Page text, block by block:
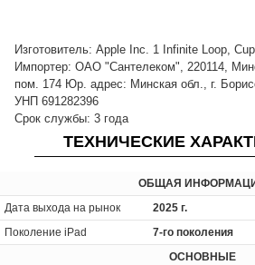
Изготовитель: Apple Inc. 1 Infinite Loop,
Импортер: ОАО "Сантелеком", 220114,
пом. 174 Юр. адрес: Минская обл., г.
УНП 691282396
Срок службы: 3 года
ТЕХНИЧЕСКИЕ
ОБЩАЯ
Дата выхода на рынок
2025 г.
Поколение iPad
7-го поколения
ОСНОВНЫЕ